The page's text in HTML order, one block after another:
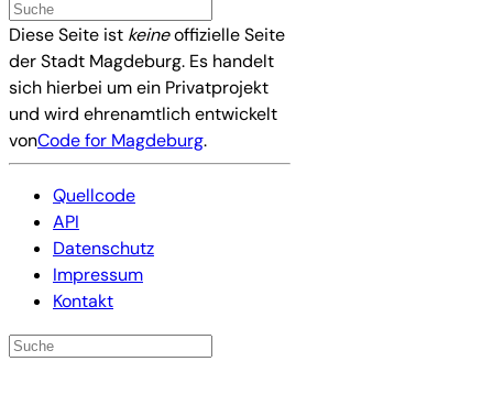
Diese Seite ist keineoffizielle Seite
der Stadt Magdeburg. Es handelt
sich hierbei um ein Privatprojekt
und wird ehrenamtlich entwickelt
vonCode for Magdeburg.
Quellcode
API
Datenschutz
Impressum
Kontakt